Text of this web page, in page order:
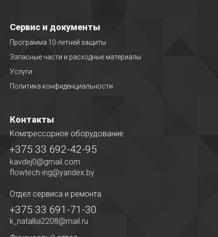
Сервис и документы
Программа 10-летней защиты
Запасные части и расходные материалы
Услуги
Политика конфиденциальности
Контакты
Компрессорное оборудование
+375 33 692-42-95
kavdej0@gmail.com
flowtech-ing@yandex.by
Отдел сервиса и ремонта
+375 33 691-71-30
k_natallia2208@mail.ru